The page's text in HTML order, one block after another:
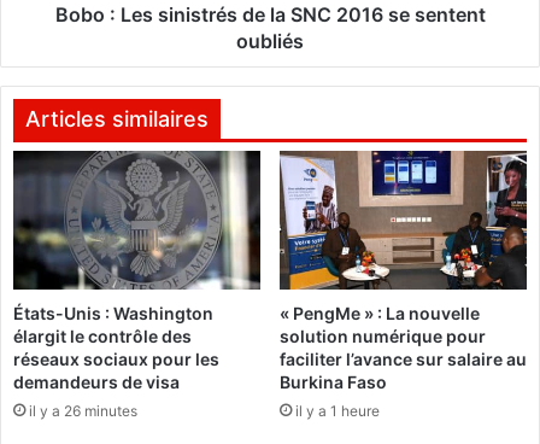
e
s
r
o
e
t
d
e
s
n
i
t
r
s
d
l
a
S
N
C
2
Bobo : Les sinistrés de la SNC 2016 se sentent
oubliés
Articles similaires
États-Unis : Washington
élargit le contrôle des
réseaux sociaux pour les
demandeurs de visa
il y a 26 minutes
« PengMe » : La nouvelle
solution numérique pour
faciliter l’avance sur salaire au
Burkina Faso
il y a 1 heure